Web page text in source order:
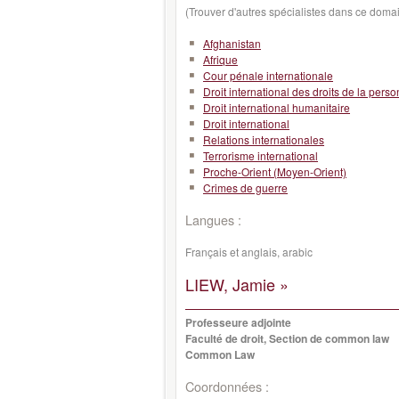
(Trouver d'autres spécialistes dans ce
Afghanistan
Afrique
Cour pénale internationale
Droit international des droits de la
Droit international humanitaire
Droit international
Relations internationales
Terrorisme international
Proche-Orient (Moyen-Orient)
Crimes de guerre
Langues :
Français et anglais, arabic
LIEW, Jamie »
Professeure adjointe
Faculté de droit, Section de common law
Common Law
Coordonnées :